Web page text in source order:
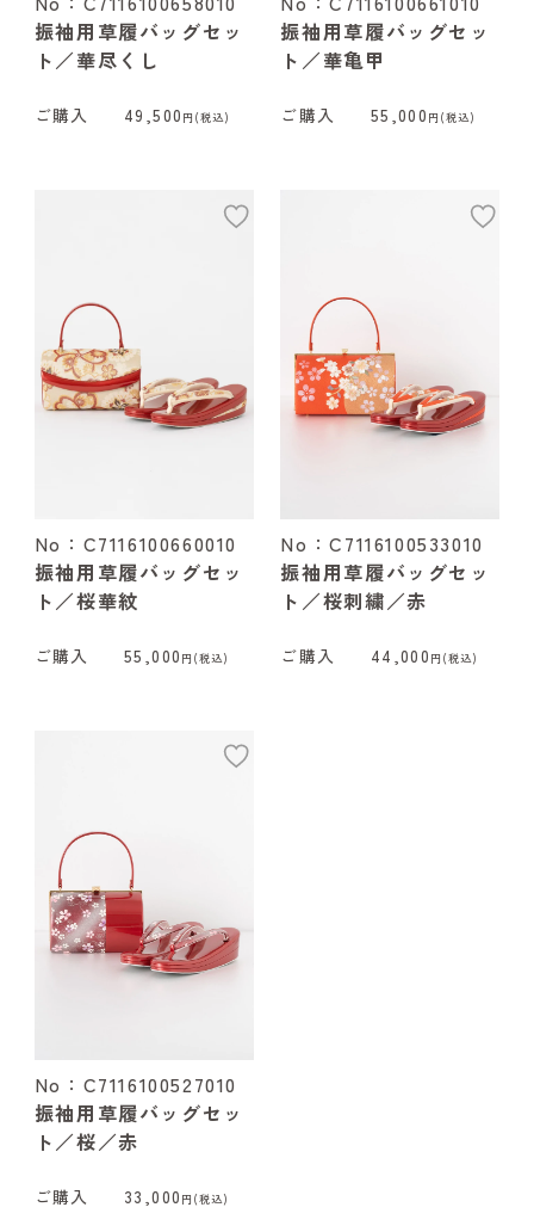
振袖用草履バッグセッ
ト／華尽くし
ご購入 49,500 円(税込)
振袖用草履バッグセッ
ト／華亀甲
ご購入 55,000 円(税込)
No：C7116100660010
振袖用草履バッグセッ
ト／桜華紋
ご購入 55,000 円(税込)
No：C7116100533010
振袖用草履バッグセッ
ト／桜刺繍／赤
ご購入 44,000 円(税込)
No：C7116100527010
振袖用草履バッグセッ
ト／桜／赤
ご購入 33,000 円(税込)